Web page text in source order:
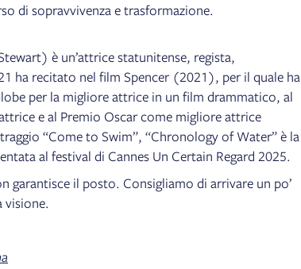
di sopravvivenza e trasformazione.
è un’attrice statunitense, regista,
ha recitato nel film Spencer (2021), per il quale ha
per la migliore attrice in un film drammatico, al
e al Premio Oscar come migliore attrice
“Come to Swim”, “Chronology of Water” è la
al festival di Cannes Un Certain Regard 2025.
garantisce il posto. Consigliamo di arrivare un po’
visione.